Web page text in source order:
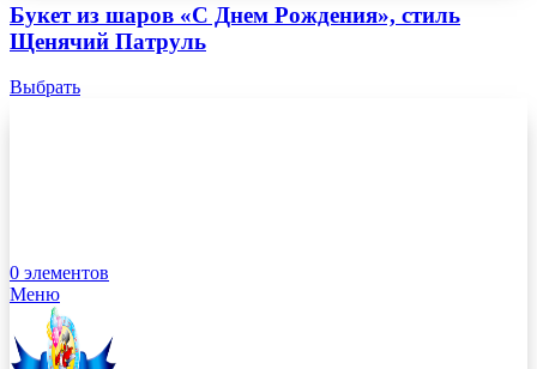
0 элементов
Меню
Букет из шаров «С Днем Рождения», стиль
Щенячий Патруль
Выбрать